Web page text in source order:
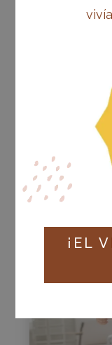
OCT 2025
¡EL